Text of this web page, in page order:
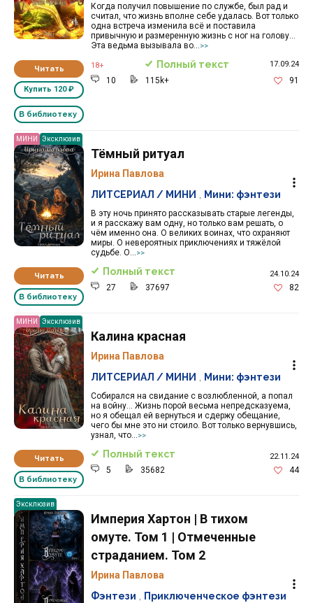
Читать
Купить 120 ₽
В библиотеку
Когда получил повышение по службе, был рад и
считал, что жизнь вполне себе удалась. Вот только
одна встреча изменила всё и поставила
привычную и размеренную жизнь с ног на голову…
Эта ведьма вызывала во...
>>
18+ Полный текст 17.09.24
10 115k+ 91
МИНИ Эксклюзив
Читать
В библиотеку
Тёмный ритуал
Ирина Павлова
В эту ночь принято рассказывать старые легенды,
и я расскажу вам одну, но только вам решать, о
чём именно она. О великих воинах, что охраняют
миры. О невероятных приключениях и тяжёлой
судьбе. О...
>>
ЛИТСЕРИАЛ / МИНИ Мини: фэнтези
Полный текст 24.10.24
27 37697 82
МИНИ Эксклюзив
Читать
В библиотеку
Калина красная
Ирина Павлова
Собирался на свидание с возлюбленной, а попал
на войну… Жизнь порой весьма непредсказуема,
но я обещал ей вернуться и сдержу обещание,
чего бы мне это ни стоило. Вот только вернувшись,
узнал, что...
>>
ЛИТСЕРИАЛ / МИНИ Мини: фэнтези
Полный текст 22.11.24
5 35682 44
Эксклюзив
Империя Хартон | В тихом
омуте. Том 1 | Отмеченные
страданием. Том 2
Ирина Павлова
Фэнтези
Приключенческое фэнтези